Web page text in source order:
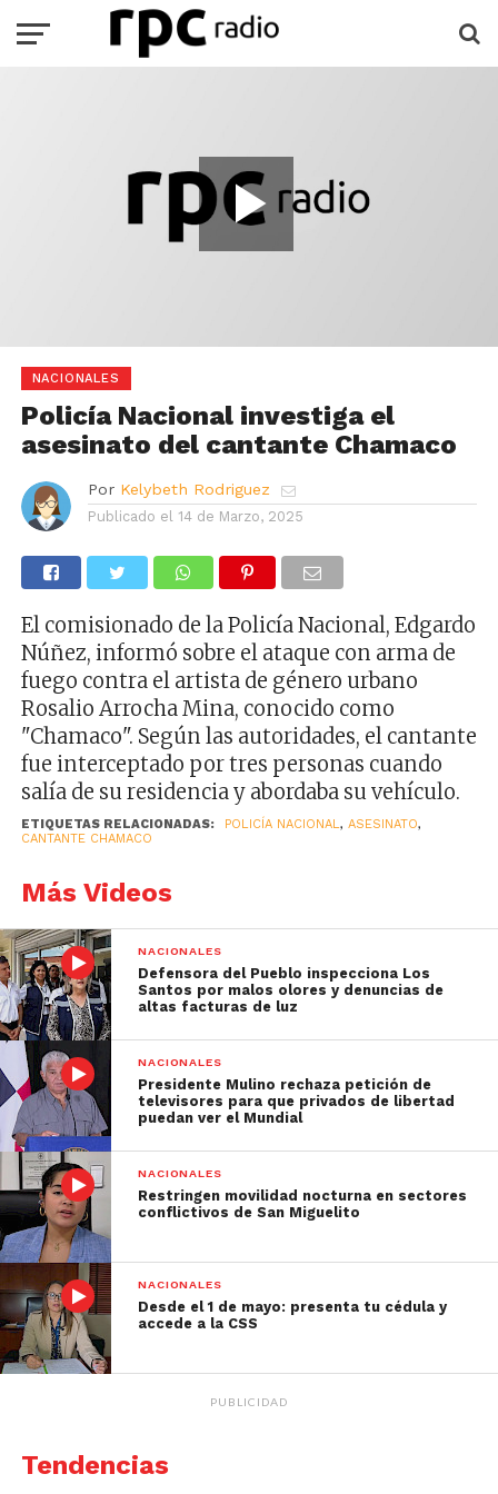
Play
Time
0%
NACIONALES
Policía Nacional investiga el
asesinato del cantante Chamaco
Por Kelybeth Rodriguez
Publicado el 14 de Marzo, 2025
El comisionado de la Policía Nacional, Edgardo
Núñez, informó sobre el ataque con arma de
fuego contra el artista de género urbano
Rosalio Arrocha Mina, conocido como
"Chamaco". Según las autoridades, el cantante
fue interceptado por tres personas cuando
salía de su residencia y abordaba su vehículo.
ETIQUETAS RELACIONADAS: POLICÍA NACIONAL, ASESINATO,
CANTANTE CHAMACO
Más Videos
NACIONALES
Defensora del Pueblo inspecciona Los
Santos por malos olores y denuncias de
altas facturas de luz
NACIONALES
Presidente Mulino rechaza petición de
televisores para que privados de libertad
puedan ver el Mundial
NACIONALES
Restringen movilidad nocturna en sectores
conflictivos de San Miguelito
NACIONALES
Desde el 1 de mayo: presenta tu cédula y
accede a la CSS
PUBLICIDAD
Tendencias